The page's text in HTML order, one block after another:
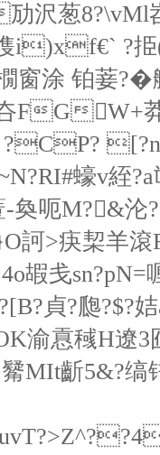
沢葱8?\vMl
?挋(
窗涂 铂菨
FG
?CP?
蠔v絰
M?&沦
>疦栔羊滾
嘏戋sn?pN=
貞?瓟?$?
渝慐稶H遼
MIt齗5&?缟